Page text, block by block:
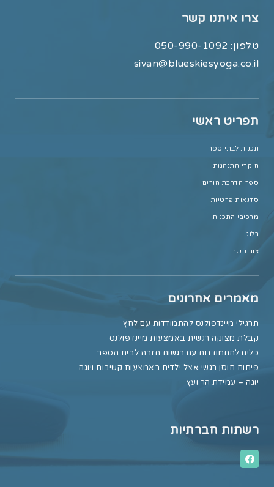
צרו איתנו קשר
טלפון:
sivan@blueskiesyoga.co.il
תפריט ראשי
תכנית לבתי ספר
חוקרי התנהגות
ספר הדרכת הורים
סדנאות פרטיות
מרכיבי התכנית
בלוג
צור קשר
מאמרים אחרונים
תרגילי מיינדפולנס להתמודדות עם לחץ
קבלת מצוקה רגשית באמצעות מיינדפולנס
כלים להתמודדות עם רגשות חזרה לבית הספר
פיתוח חוסן רגשי אצל ילדים באמצעות קשיבות ויוגה
יוגה – עמידת הר ועץ
רשתות חברתיות